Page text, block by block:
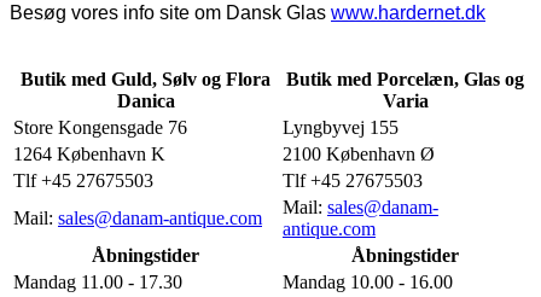
Besøg vores info site om Dansk Glas www.hardernet.dk
Butik med Guld, Sølv og Flora
Danica
Butik med Porcelæn, Glas og
Varia
Store Kongensgade 76
Lyngbyvej 155
1264 København K
2100 København Ø
Tlf +45 27675503
Tlf +45 27675503
Mail: sales@danam-antique.com
Mail: sales@danam-
antique.com
Åbningstider
Åbningstider
Mandag 11.00 - 17.30
Mandag 10.00 - 16.00